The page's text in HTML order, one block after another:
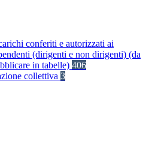
conferiti e autorizzati ai
(dirigenti e non dirigenti) (da
in tabelle) 406
collettiva 3